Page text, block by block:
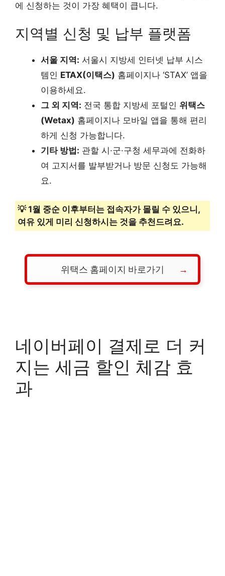
에 신청하는 것이 가장 혜택이 큽니다.
지역별 신청 및 납부 플랫폼
서울 지역: 서울시 지방세 인터넷 납부 시스
템인 ETAX(이택스) 홈페이지나 ‘STAX’ 앱을
이용하세요.
그 외 지역: 전국 통합 지방세 포털인 위택스
(Wetax) 홈페이지나 모바일 앱을 통해 편리
하게 신청 가능합니다.
기타 방법: 관할 시·군·구청 세무과에 전화하
여 고지서를 발부받거나 방문 신청도 가능해
요.
💡 1월 중순 이후부터는 접속자가 몰릴 수 있으니,
여유 있게 미리 신청하시는 것을 추천드려요.
위택스 홈페이지 바로가기
네이버페이 결제로 더 커
지는 세금 할인 체감 효
과